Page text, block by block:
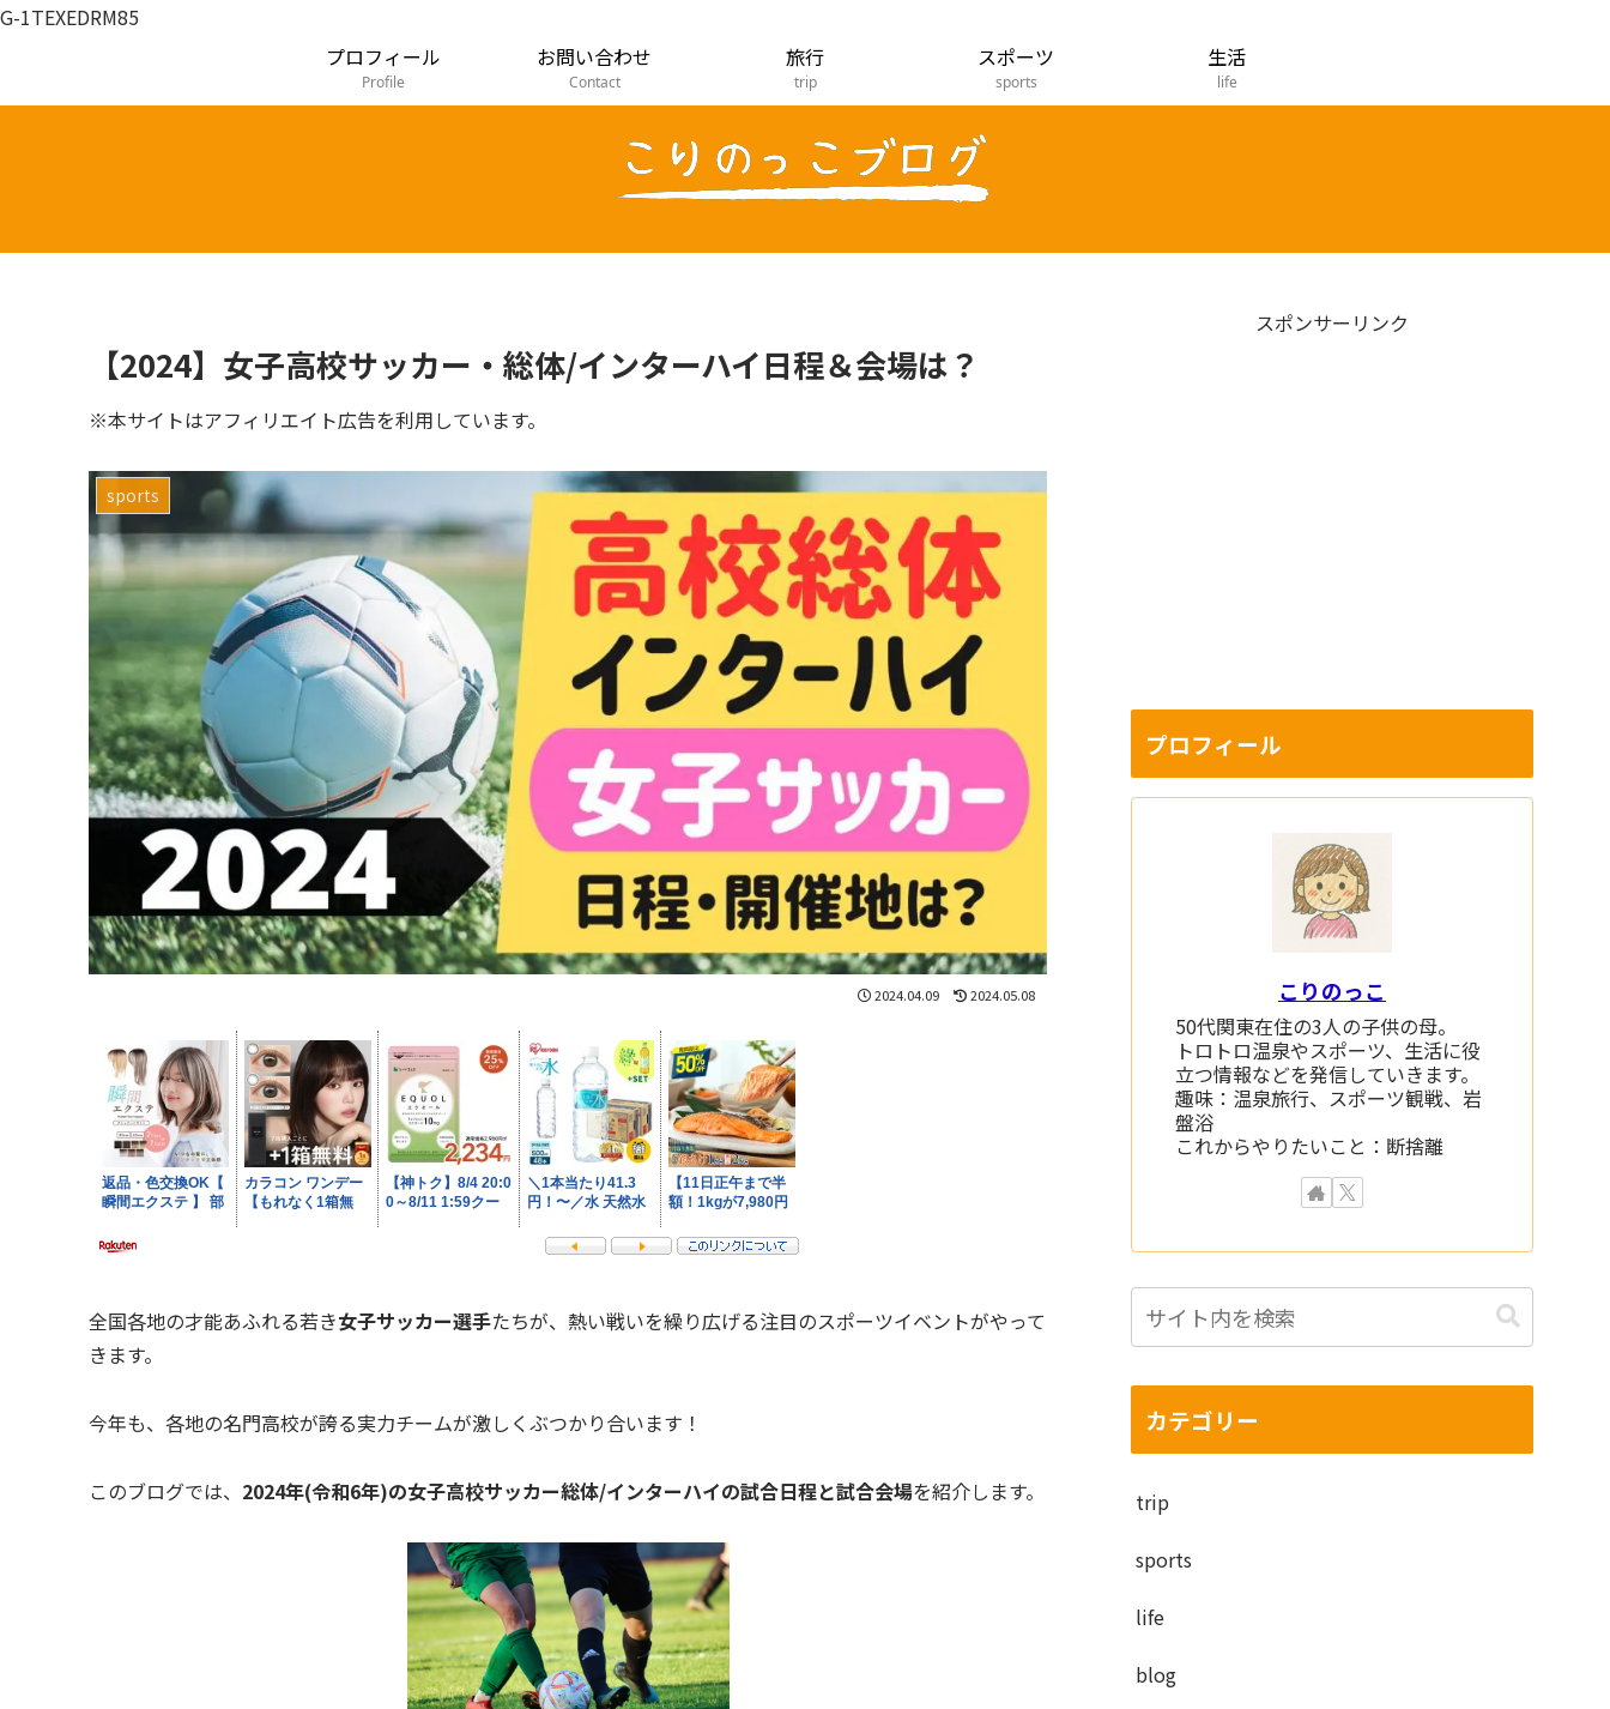
G-1TEXEDRM85
プロフィール
Profile
お問い合わせ
Contact
旅行
trip
スポーツ
sports
生活
life
【2024】女子高校サッカー・総体/インターハイ日程＆会場は？
※本サイトはアフィリエイト広告を利用しています。
sports
2024.04.09 2024.05.08
全国各地の才能あふれる若き女子サッカー選手たちが、熱い戦いを繰り広げる注目のスポーツイベントがやって
きます。
今年も、各地の名門高校が誇る実力チームが激しくぶつかり合います！
このブログでは、 2024年(令和6年)の女子高校サッカー総体/インターハイの試合日程と試合会場を紹介します。
スポンサーリンク
プロフィール
こりのっこ
50代関東在住の3人の子供の母。
トロトロ温泉やスポーツ、生活に役
立つ情報などを発信していきます。
趣味：温泉旅行、スポーツ観戦、岩
盤浴
これからやりたいこと：断捨離
カテゴリー
trip
sports
life
blog